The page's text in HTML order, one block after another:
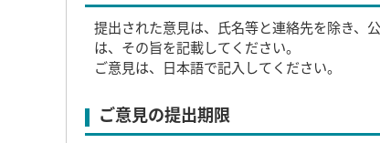
提出された意見は、氏名等と連絡先を除き、
は、その旨を記載してください。
ご意見は、日本語で記入してください。
ご意見の提出期限